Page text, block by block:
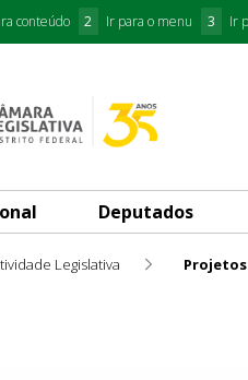
conteúdo 2 Ir para o menu 3 Ir
Deputados
Legislativa